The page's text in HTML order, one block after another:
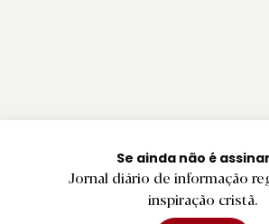
Se ainda não é
Jornal diário de informação
inspiração cristã.